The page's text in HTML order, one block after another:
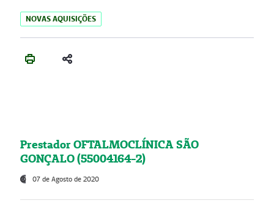
NOVAS AQUISIÇÕES
Prestador OFTALMOCLÍNICA SÃO
GONÇALO (55004164-2)
07 de Agosto de 2020